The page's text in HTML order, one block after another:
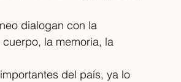
dialogan con la
la memoria, la
del país, ya lo